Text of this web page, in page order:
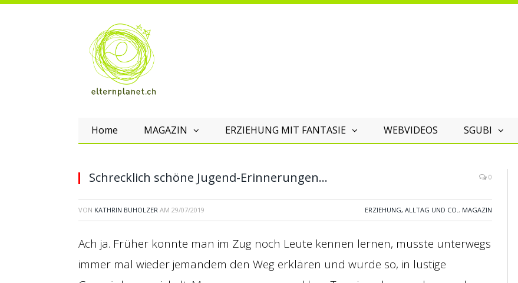
Home MAGAZIN ERZIEHUNG MIT FANTASIE WEBVIDEOS SGUBI
Schrecklich schöne Jugend-Erinnerungen… 0
VON KATHRIN BUHOLZER AM 29/07/2019 ERZIEHUNG, ALLTAG UND CO., MAGAZIN
Ach ja. Früher konnte man im Zug noch Leute kennen lernen, musste unterwegs
immer mal wieder jemandem den Weg erklären und wurde so, in lustige